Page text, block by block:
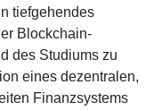
tiefgehendes
Blockchain-
des Studiums zu
eines dezentralen,
Finanzsystems